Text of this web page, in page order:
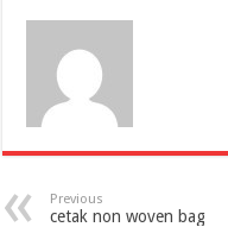
Previous
cetak non woven bag